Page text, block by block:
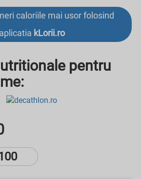
caloriile mai usor folosind
aplicatia kLorii.ro
pentru